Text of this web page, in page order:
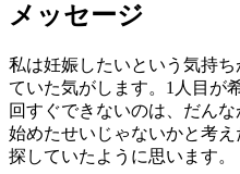
メッセージ
私は妊娠したいという気持
ていた気がします。1人目が
回すぐできないのは、だん
始めたせいじゃないかと考
探していたように思います。